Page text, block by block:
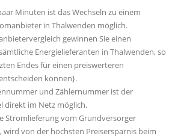
Minuten ist das Wechseln zu einem
in Thalwenden möglich.
gewinnen Sie einen
Energielieferanten in Thalwenden, so
Endes für einen preiswerteren
können}.
und Zählernummer ist der
direkt im Netz möglich.
Stromlieferung vom Grundversorger
wird von der höchsten Preisersparnis beim